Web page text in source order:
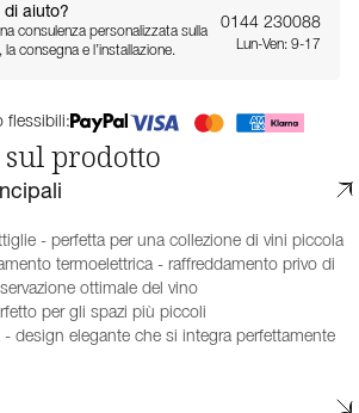
di aiuto?
consulenza personalizzata sulla
consegna e l’installazione.
0144 230088
Lun-Ven: 9-17
flessibili:
prodotto
- perfetta per una collezione di vini piccola
termoelettrica - raffreddamento privo di
ottimale del vino
per gli spazi più piccoli
- design elegante che si integra perfettamente